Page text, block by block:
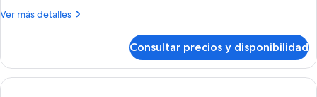
de
Ver más detalles
Más
2
camas
de
Consultar precios y disponibilidad